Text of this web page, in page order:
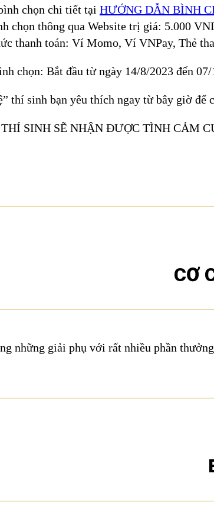
chọn chi tiết tạiHƯỚNG DẪN BÌNH
chọn thông qua Website trị giá: 5.000
thanh toán: Ví Momo, Ví VNPay, Thẻ
chọn: Bắt đầu từ ngày 14/8/2023 đến
thí sinh bạn yêu thích ngay từ bây giờ
THÍ SINH SẼ NHẬN ĐƯỢC TÌNH CẢM
CƠ
những giải phụ với rất nhiều phần